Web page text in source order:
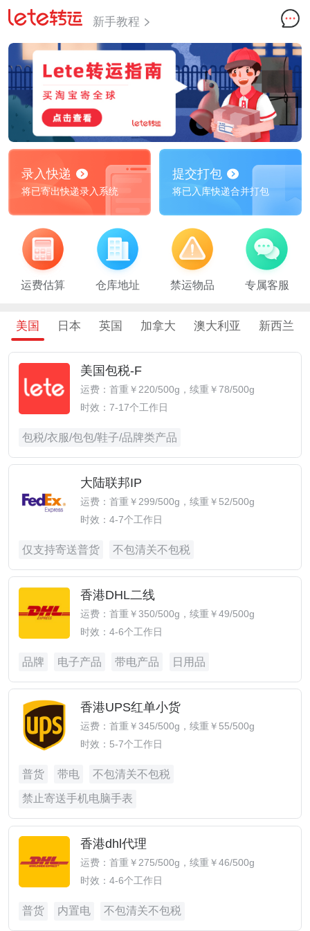
新手教程
录入快递
将已寄出快递录入系统
提交打包
将已入库快递合并打包
运费估算 仓库地址 禁运物品 专属客服
美国 日本 英国 加拿大 澳大利亚 新西兰
美国包税-F
运费：首重￥220/500g，续重￥78/500g
时效：7-17个工作日
包税/衣服/包包/鞋子/品牌类产品
大陆联邦IP
运费：首重￥299/500g，续重￥52/500g
时效：4-7个工作日
仅支持寄送普货 不包清关不包税
香港DHL二线
运费：首重￥350/500g，续重￥49/500g
时效：4-6个工作日
品牌 电子产品 带电产品 日用品
香港UPS红单小货
运费：首重￥345/500g，续重￥55/500g
时效：5-7个工作日
普货 带电 不包清关不包税
禁止寄送手机电脑手表
香港dhl代理
运费：首重￥275/500g，续重￥46/500g
时效：4-6个工作日
普货 内置电 不包清关不包税